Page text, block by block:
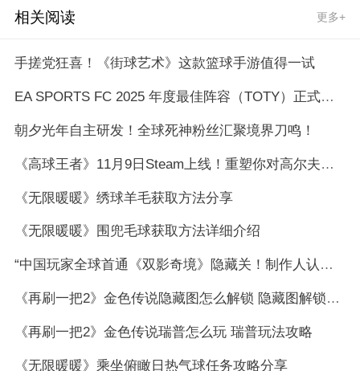
相关阅读 更多+
手搓党狂喜！《街球艺术》这款篮球手游值得一试
EA SPORTS FC 2025 年度最佳阵容（TOTY）正式揭晓 —— 球迷票选的足坛巨星
朝夕光年自主研发！全球死神粉丝汇聚境界刀鸣！
《高球王者》11月9日Steam上线！重塑你对高尔夫的想象！
《无限暖暖》绣球羊毛获取方法分享
《无限暖暖》围兜毛球获取方法详细介绍
“中国玩家全球首通《双影奇境》隐藏关！制作人认证，网友：这是要开环太平洋机甲？”
《再刷一把2》金色传说隐藏图怎么解锁 隐藏图解锁方法
《再刷一把2》金色传说瑞普怎么玩 瑞普玩法攻略
《无限暖暖》乘坐俯瞰日热气球任务攻略分享